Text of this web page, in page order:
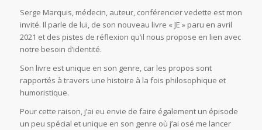
Serge Marquis, médecin, auteur, conférencier vedette est mon
invité. Il parle de lui, de son nouveau livre « JE » paru en avril
2021 et des pistes de réflexion qu’il nous propose en lien avec
notre besoin d’identité.
Son livre est unique en son genre, car les propos sont
rapportés à travers une histoire à la fois philosophique et
humoristique.
Pour cette raison, j’ai eu envie de faire également un épisode
un peu spécial et unique en son genre où j’ai osé me lancer